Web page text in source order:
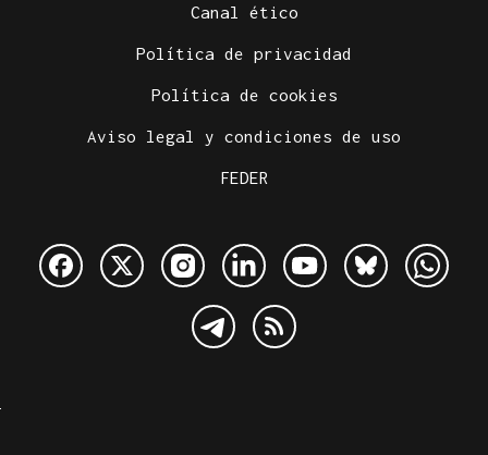
Canal ético
Política de privacidad
Política de cookies
Aviso legal y condiciones de uso
FEDER